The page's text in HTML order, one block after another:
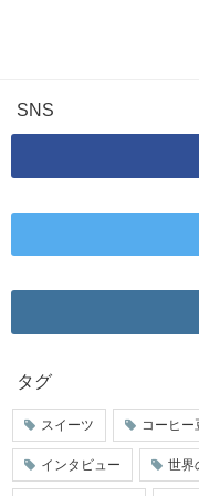
SNS
タグ
スイーツ コーヒー
インタビュー 世界